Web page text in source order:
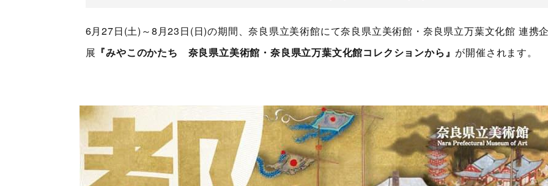
6月27日(土)～8月23日(日)の期間、奈良県立美術館にて奈良県立美術館・奈良県立万葉文化館 連携
展 『みやこのかたち 奈良県立美術館・奈良県立万葉文化館コレクションから』 が開催されます。